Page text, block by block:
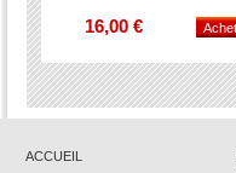
16,00 €
ACCUEIL